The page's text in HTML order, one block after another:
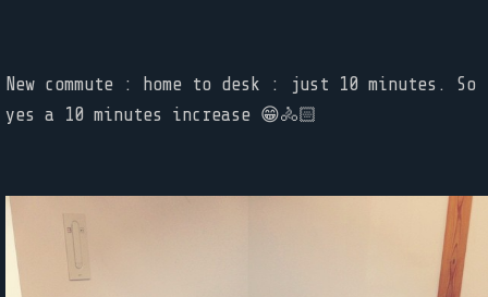
New commute : home to desk : just 10 minutes. So
yes a 10 minutes increase 😁🚴🏻